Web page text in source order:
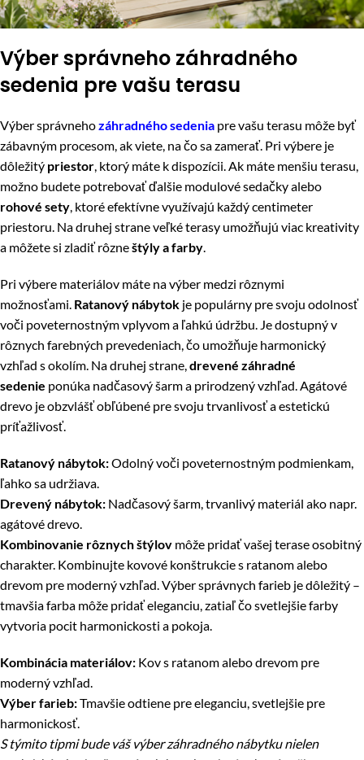
Výber správneho záhradného
sedenia pre vašu terasu
Výber správnehozáhradného sedenia pre vašu terasu môže byť
zábavným procesom, ak viete, na čo sa zamerať. Pri výbere je
dôležitý priestor , ktorý máte k dispozícii. Ak máte menšiu terasu,
možno budete potrebovať ďalšie modulové sedačky alebo
rohové sety , ktoré efektívne využívajú každý centimeter
priestoru. Na druhej strane veľké terasy umožňujú viac kreativity
a môžete si zladiť rôzneštýly a farby
Pri výbere materiálov máte na výber medzi rôznymi
možnosťami. Ratanový nábytok je populárny pre svoju odolnosť
voči poveternostným vplyvom a ľahkú údržbu. Je dostupný v
rôznych farebných prevedeniach, čo umožňuje harmonický
vzhľad s okolím. Na druhej strane, drevené záhradné
sedenie ponúka nadčasový šarm a prirodzený vzhľad. Agátové
drevo je obzvlášť obľúbené pre svoju trvanlivosť a estetickú
príťažlivosť.
Ratanový nábytok:Odolný voči poveternostným podmienkam,
ľahko sa udržiava.
Drevený nábytok: Nadčasový šarm, trvanlivý materiál ako napr.
agátové drevo.
Kombinovanie rôznych štýlov môže pridať vašej terase osobitný
charakter. Kombinujte kovové konštrukcie s ratanom alebo
drevom pre moderný vzhľad. Výber správnych farieb je dôležitý –
tmavšia farba môže pridať eleganciu, zatiaľ čo svetlejšie farby
vytvoria pocit harmonickosti a pokoja.
Kombinácia materiálov: Kov s ratanom alebo drevom pre
moderný vzhľad.
Výber farieb:Tmavšie odtiene pre eleganciu, svetlejšie pre
harmonickosť.
S týmito tipmi bude váš výber záhradného nábytku nielen